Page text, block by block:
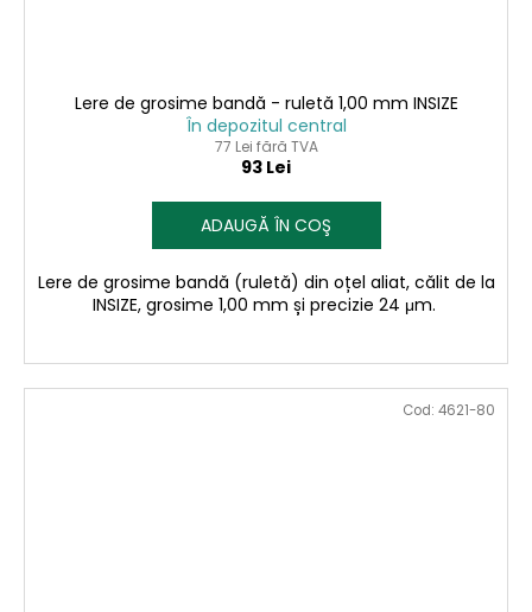
Lere de grosime bandă - ruletă 1,00 mm INSIZE
În depozitul central
77 Lei fără TVA
93 Lei
ADAUGĂ ÎN COŞ
Lere de grosime bandă (ruletă) din oțel aliat, călit de la
INSIZE, grosime 1,00 mm și precizie 24 μm.
Cod: 4621-80